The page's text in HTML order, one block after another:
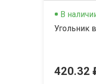
В
Угольник
420.32